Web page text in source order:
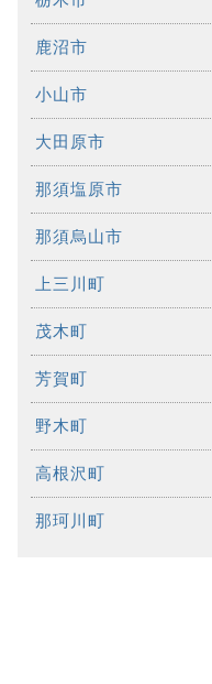
鹿沼市
小山市
大田原市
那須塩原市
那須烏山市
上三川町
茂木町
芳賀町
野木町
高根沢町
那珂川町